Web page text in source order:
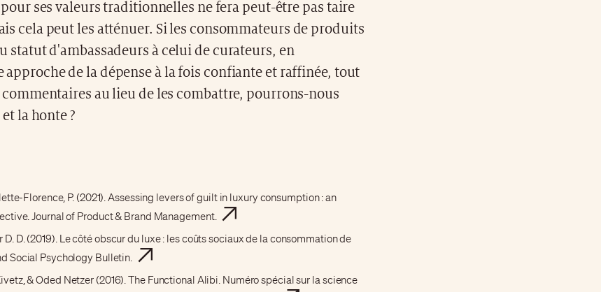
ses valeurs traditionnelles ne fera peut-être pas taire
cela peut les atténuer. Si les consommateurs de produits
statut d'ambassadeurs à celui de curateurs, en
approche de la dépense à la fois confiante et raffinée, tout
au lieu de les combattre, pourrons-nous
la honte ?
Florence, P. (2021). Assessing levers of guilt in luxury consumption : an
Journal of Product & Brand Management.
D. D. (2019). Le côté obscur du luxe : les coûts sociaux de la consommation de
Social Psychology Bulletin.
& Oded Netzer (2016). The Functional Alibi. Numéro spécial sur la science